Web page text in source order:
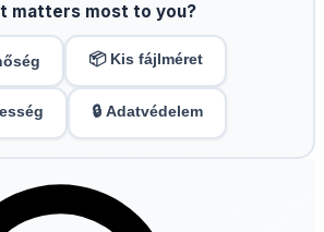
matters most to you?
📦 Kis fájlméret
🔒 Adatvédelem